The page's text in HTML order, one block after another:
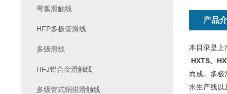
产品
本目录是上
HXTS、
而成。多极
水生产线以
弯弧滑触线
HFP多极管滑线
多级滑线
HFJ铝合金滑触线
多级管式铜排滑触线